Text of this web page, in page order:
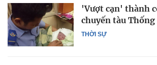
THỜI SỰ
'Vượt cạn' thành
chuyến tàu Thống